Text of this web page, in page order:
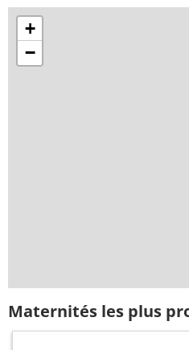
+
−
Maternités les plus